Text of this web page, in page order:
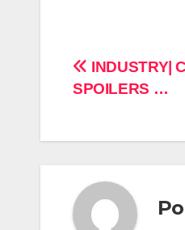
entradas
INDUSTRY|
SPOILERS …